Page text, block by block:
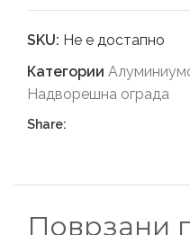
SKU: Не е достапно
Категории
Надворешна ограда
Share:
Поврзани